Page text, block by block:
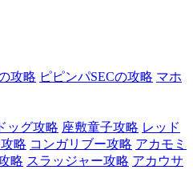
攻略 ピピンパSECの攻略 マホ
ッグ攻略 座敷童子攻略 レッド
略 コンガリブー攻略 アカモミ
略 スラッジャー攻略 アカウサ